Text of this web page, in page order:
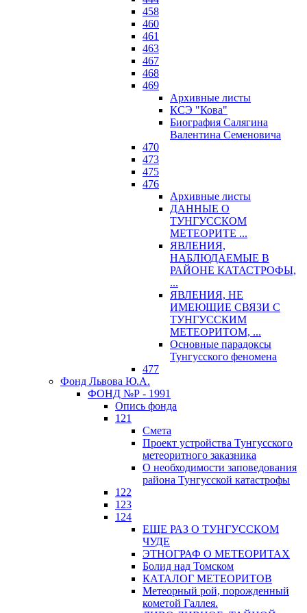
458
460
461
463
467
468
469
Архивные листы
КСЭ "Кова"
Биография Салягина
Валентина Семеновича
470
473
475
476
Архивные листы
ДАННЫЕ О
ТУНГУССКОМ
МЕТЕОРИТЕ ...
ЯВЛЕНИЯ,
НАБЛЮДАЕМЫЕ В
РАЙОНЕ КАТАСТРОФЫ,
...
ЯВЛЕНИЯ, НЕ
ИМЕЮЩИЕ СВЯЗИ С
ТУНГУССКИМ
МЕТЕОРИТОМ, ...
Основные парадоксы
Тунгусского феномена
477
Фонд Львова Ю.А.
ФОНД №Р - 1991
Опись фонда
121
Смета
Проект устройства Тунгусского
метеоритного заказника
О необходимости заповедования
района Тунгусской катастрофы
122
123
124
ЕЩЕ РАЗ О ТУНГУССКОМ
ЧУДЕ
ЭТНОГРАФ О МЕТЕОРИТАХ
Болид над Томском
КАТАЛОГ МЕТЕОРИТОВ
Метеорный рой, порожденный
кометой Галлея.